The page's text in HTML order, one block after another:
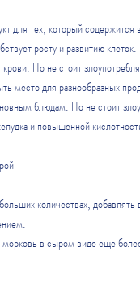
для тех, который
росту и развитию
Но не стоит
место для разнообразных
блюдам. Но не стоит
и повышенной
количествах,
в сыром виде еще